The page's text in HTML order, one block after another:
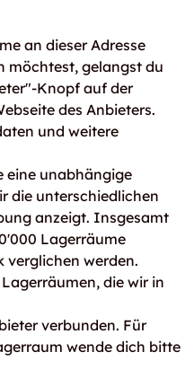
an dieser Adresse
möchtest, gelangst du
Knopf auf der
des Anbieters.
und weitere
eine unabhängige
die unterschiedlichen
anzeigt. Insgesamt
Lagerräume
verglichen werden.
die wir in
verbunden. Für
wende dich bitte